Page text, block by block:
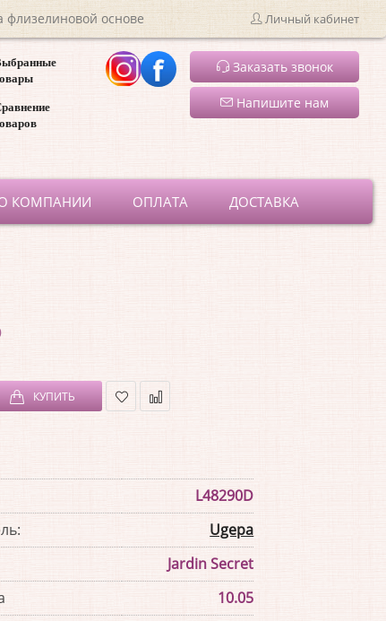
основе Личный кабинет
Заказать звонок
Напишите нам
КОМПАНИИ ОПЛАТА ДОСТАВКА
КУПИТЬ
L48290D
Ugepa
Jardin Secret
10.05